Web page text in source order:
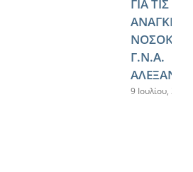
ΓΙΑ ΤΙΣ
ΑΝΑΓΚΕΣ
Γ.Ν.Α.
9 Ιουλίου, 2026